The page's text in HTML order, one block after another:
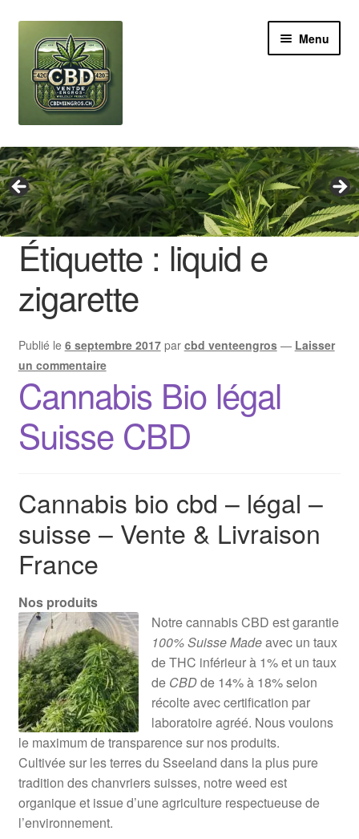
navigation
contenu
Menu
Revendeur
Grossiste Cannabis CBD
Huile de CBD
Boutures de CBD
Brands
Contact
Étiquette : liquid e
zigarette
Publié le 6 septembre 2017 par cbd venteengros — Laisser
un commentaire
Cannabis Bio légal
Suisse CBD
Cannabis bio cbd – légal –
suisse – Vente & Livraison
France
Nos produits
Notre cannabis CBD est garantie
100% Suisse Madeavec un taux
de THC inférieur à 1% et un taux
deCBDde 14% à 18% selon
récolte avec certification par
laboratoire agréé. Nous voulons
le maximum de transparence sur nos produits.
Cultivée sur les terres du Sseeland dans la plus pure
tradition des chanvriers suisses, notre weed est
organique et issue d’une agriculture respectueuse de
l’environnement.